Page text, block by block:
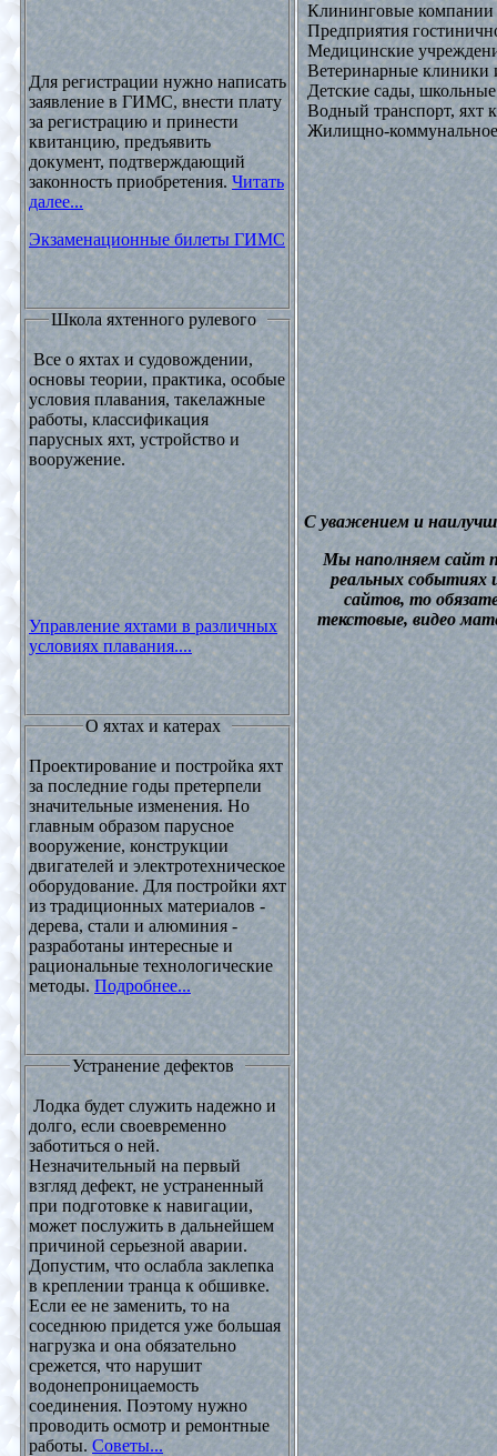
Для регистрации нужно написать
заявление в ГИМС, внести плату
за регистрацию и принести
квитанцию, предъявить
документ, подтверждающий
законность приобретения. Читать
далее...
Экзаменационные билеты ГИМС
Школа яхтенного рулевого
Все о яхтах и судовождении,
основы теории, практика, особые
условия плавания, такелажные
работы, классификация
парусных яхт, устройство и
вооружение.
Управление яхтами в различных
условиях плавания....
О яхтах и катерах
Проектирование и постройка яхт
за последние годы претерпели
значительные изменения. Но
главным образом парусное
вооружение, конструкции
двигателей и электротехническое
оборудование. Для постройки яхт
из традиционных материалов -
дерева, стали и алюминия -
разработаны интересные и
рациональные технологические
методы.Подробнее...
Устранение дефектов
Лодка будет служить надежно и
долго, если своевременно
заботиться о ней.
Незначительный на первый
взгляд дефект, не устраненный
при подготовке к навигации,
может послужить в дальнейшем
причиной серьезной аварии.
Допустим, что ослабла заклепка
в креплении транца к обшивке.
Если ее не заменить, то на
соседнюю придется уже большая
нагрузка и она обязательно
срежется, что нарушит
водонепроницаемость
соединения. Поэтому нужно
проводить осмотр и ремонтные
работы. Советы...
Клининговые компании
Предприятия
Медицинские
Ветеринарные клиники
Детские сады,
Водный транспорт,
Жилищно-коммунальное
С уважением и
Мы наполняем сайт
реальных событиях
сайтов, то
текстовые, видео